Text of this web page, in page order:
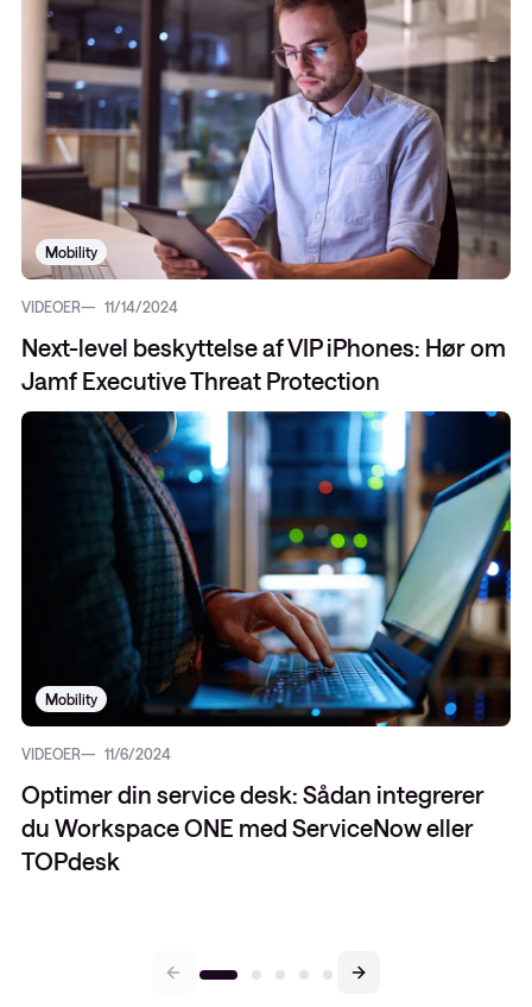
Mobility
VIDEOER 11/14/2024
Next-level beskyttelse af VIP iPhones: Hør om
Jamf Executive Threat Protection
Mobility
VIDEOER 11/6/2024
Optimer din service desk: Sådan integrerer
du Workspace ONE med ServiceNow eller
TOPdesk